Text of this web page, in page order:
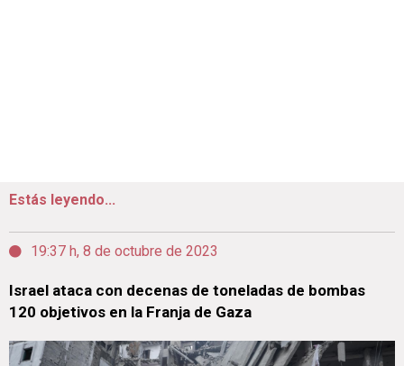
Estás leyendo...
19:37 h, 8 de octubre de 2023
Israel ataca con decenas de toneladas de bombas
120 objetivos en la Franja de Gaza